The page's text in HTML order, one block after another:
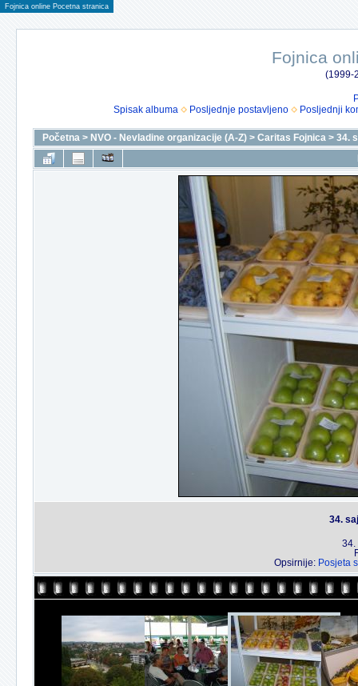
Fojnica online Pocetna stranica
Fojnica
(1999-
Spisak albuma
Posljednje postavljeno Posljednji
Početna > NVO - Nevladine organizacije (A-Z) > Caritas Fojnica > 34.
34.
34.
Opsirnije: Posjeta